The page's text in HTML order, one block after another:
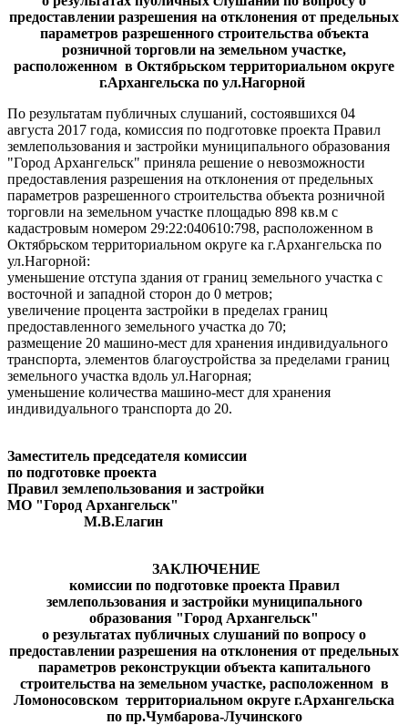
предоставлении разрешения на отклонения от предельных
параметров разрешенного строительства объекта
розничной торговли на земельном участке,
расположенном в Октябрьском территориальном округе
г.Архангельска по ул.Нагорной
По результатам публичных слушаний, состоявшихся 04
августа 2017 года, комиссия по подготовке проекта Правил
землепользования и застройки муниципального образования
"Город Архангельск" приняла решение о невозможности
предоставления разрешения на отклонения от предельных
параметров разрешенного строительства объекта розничной
торговли на земельном участке площадью 898 кв.м с
кадастровым номером 29:22:040610:798, расположенном в
Октябрьском территориальном округе ка г.Архангельска по
ул.Нагорной:
уменьшение отступа здания от границ земельного участка с
восточной и западной сторон до 0 метров;
увеличение процента застройки в пределах границ
предоставленного земельного участка до 70;
размещение 20 машино-мест для хранения индивидуального
транспорта, элементов благоустройства за пределами границ
земельного участка вдоль ул.Нагорная;
уменьшение количества машино-мест для хранения
индивидуального транспорта до 20.
Заместитель председателя комиссии
по подготовке проекта
Правил землепользования и застройки
МО "Город Архангельск"
М.В.Елагин
ЗАКЛЮЧЕНИЕ
комиссии по подготовке проекта Правил
землепользования и застройки муниципального
образования "Город Архангельск"
о результатах публичных слушаний по вопросу о
предоставлении разрешения на отклонения от предельных
параметров реконструкции объекта капитального
строительства на земельном участке, расположенном в
Ломоносовском территориальном округе г.Архангельска
по пр.Чумбарова-Лучинского